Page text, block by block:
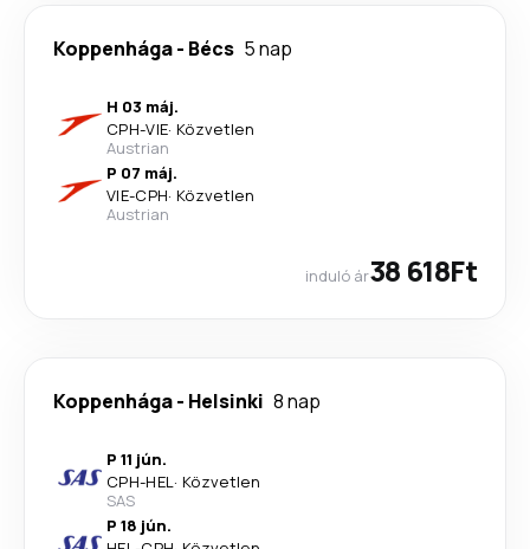
Koppenhága- Bécs 5 nap
H 03 máj.
CPH-VIE· Közvetlen
Austrian
P 07 máj.
VIE-CPH· Közvetlen
Austrian
induló ár38 618Ft
Koppenhága- Helsinki 8 nap
P 11 jún.
CPH-HEL· Közvetlen
SAS
P 18 jún.